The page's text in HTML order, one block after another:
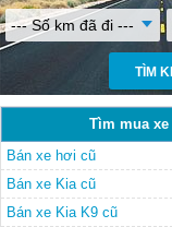
--- Số km đã đi ---
Tìm mua xe
Bán xe hơi cũ
Bán xe Kia cũ
Bán xe Kia K9 cũ